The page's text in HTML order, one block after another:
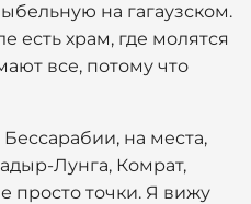
на гагаузском.
есть храм, где молятся
все, потому что
на места,
Лунга, Комрат,
просто точки. Я вижу